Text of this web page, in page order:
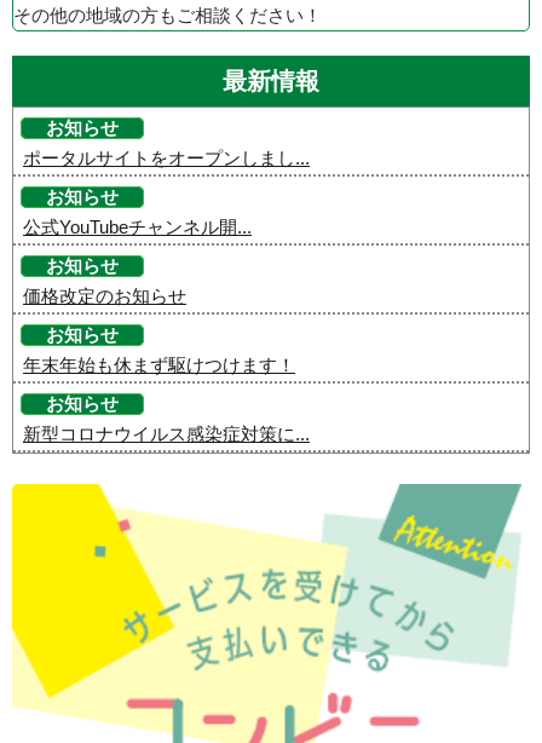
その他の地域の方もご相談ください！
最新情報
お知らせ
ポータルサイトをオープンしまし...
お知らせ
公式YouTubeチャンネル開...
お知らせ
価格改定のお知らせ
お知らせ
年末年始も休まず駆けつけます！
お知らせ
新型コロナウイルス感染症対策に...